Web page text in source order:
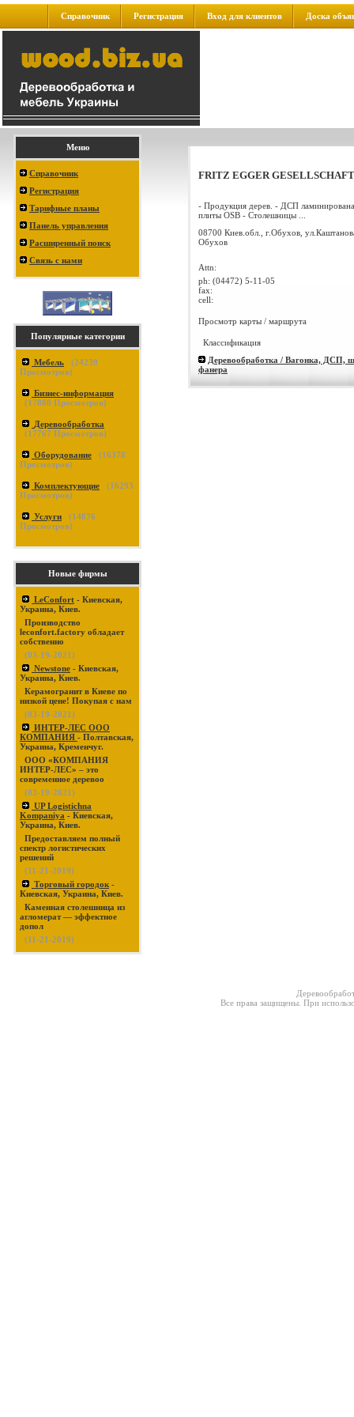
Справочник Регистрация Вход для клиентов Доска
Меню
Справочник
Регистрация
Тарифные планы
Панель управления
Расширенный поиск
Связь с нами
Популярные категории
Мебель (24239
Просмотров)
Бизнес-информация
(17880 Просмотров)
Деревообработка
(17767 Просмотров)
Оборудование (16378
Просмотров)
Комплектующие (16293
Просмотров)
Услуги (14876
Просмотров)
Новые фирмы
LeConfort - Киевская,
Украина, Киев.
Производство
leconfort.factory обладает
собственно
(03-19-2021)
Newstone - Киевская,
Украина, Киев.
Керамогранит в Киеве по
низкой цене! Покупая с нам
(03-19-2021)
ИНТЕР-ЛЕС ООО
КОМПАНИЯ - Полтавская,
Украина, Кременчуг.
ООО «КОМПАНИЯ
ИНТЕР-ЛЕС» – это
современное деревоо
(03-19-2021)
UP Logistichna
Kompaniya - Киевская,
Украина, Киев.
Предоставляем полный
спектр логистических
решений
(11-21-2019)
Торговый городок -
Киевская, Украина, Киев.
Каменная столешница из
агломерат — эффектное
допол
(11-21-2019)
FRITZ EGGER GESELLSCHAFT
- Продукция дерев. - ДСП
плиты OSB - Столешницы ...
08700 Киев.обл., г.Обухов,
Обухов
Attn:
ph: (04472) 5-11-05
fax:
cell:
Просмотр карты / маршрута
Классификация
Деревообработка / Вагонка, ДСП,
фанера
Все права защищены. При